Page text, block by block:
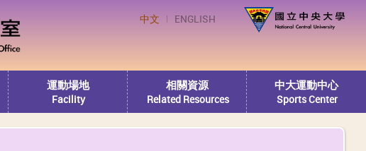
中文 ENGLISH
運動場地
Facility
相關資源
Related Resources
中大運動中心
Sports Center